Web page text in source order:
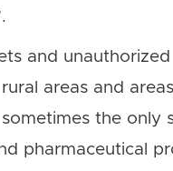
.
and unauthorized
areas and
the only
pharmaceutical